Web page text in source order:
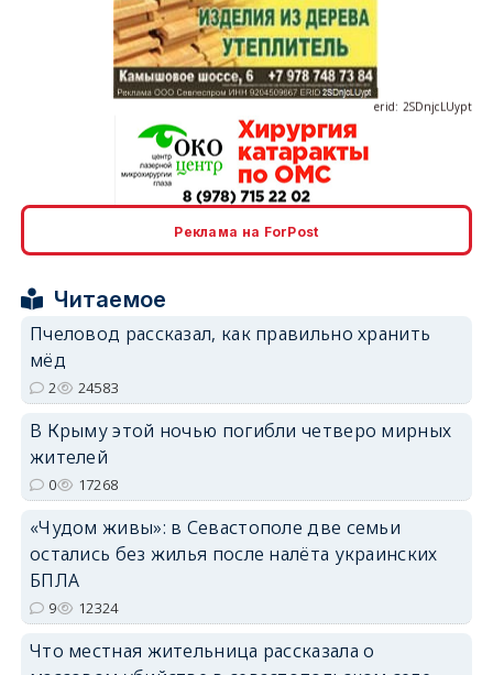
erid: 2SDnjcLUypt
erid: 2SDnjdvhGXG
Реклама на ForPost
Читаемое
Пчеловод рассказал, как правильно хранить
мёд
2 24583
В Крыму этой ночью погибли четверо мирных
жителей
0 17268
«Чудом живы»: в Севастополе две семьи
остались без жилья после налёта украинских
БПЛА
9 12324
Что местная жительница рассказала о